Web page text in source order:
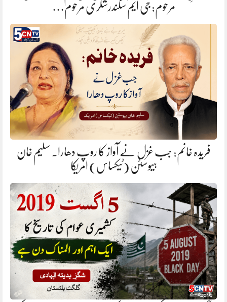
مرحوم: جی ایم سکندرشگری مرحوم…
فریدہ خانم: جب غزل نے آواز کا روپ دھارا. سلیم خان
ہیوسٹن (ٹیکساس) امریکا